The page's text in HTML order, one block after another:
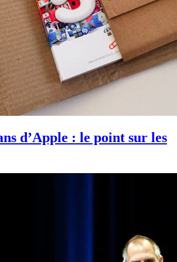
d’Apple : le point sur les